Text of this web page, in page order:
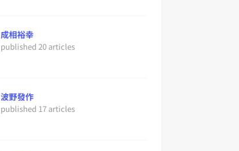
成相裕幸
published 20 articles
波野發作
published 17 articles